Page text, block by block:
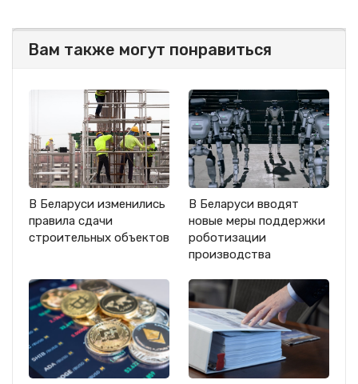
Вам также могут понравиться
В Беларуси изменились
правила сдачи
строительных объектов
В Беларуси вводят
новые меры поддержки
роботизации
производства